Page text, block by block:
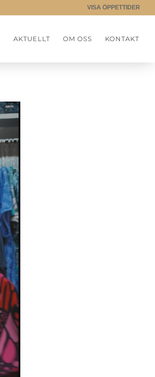
VISA ÖPPETTIDER
AKTUELLT OM OSS KONTAKT